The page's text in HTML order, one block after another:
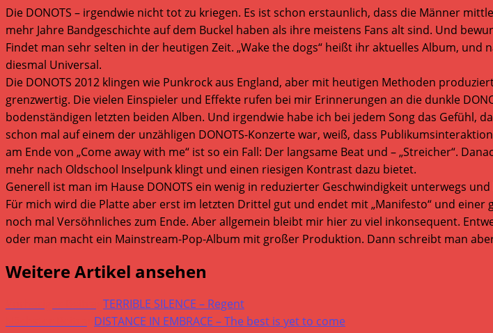
Die DONOTS – irgendwie nicht tot zu kriegen. Es ist schon erstaunlich, dass die Männer
mehr Jahre Bandgeschichte auf dem Buckel haben als ihre meistens Fans alt sind. Und
Findet man sehr selten in der heutigen Zeit. „Wake the dogs“ heißt ihr aktuelles Album,
diesmal Universal.
Die DONOTS 2012 klingen wie Punkrock aus England, aber mit heutigen Methoden
grenzwertig. Die vielen Einspieler und Effekte rufen bei mir Erinnerungen an die dunkle
bodenständigen letzten beiden Alben. Und irgendwie habe ich bei jedem Song das Gefühl,
schon mal auf einem der unzähligen DONOTS-Konzerte war, weiß, dass
am Ende von „Come away with me“ ist so ein Fall: Der langsame Beat und – „Streicher“.
mehr nach Oldschool Inselpunk klingt und einen riesigen Kontrast dazu bietet.
Generell ist man im Hause DONOTS ein wenig in reduzierter Geschwindigkeit unterwegs
Für mich wird die Platte aber erst im letzten Drittel gut und endet mit „Manifesto“ und einer
noch mal Versöhnliches zum Ende. Aber allgemein bleibt mir hier zu viel inkonsequent.
oder man macht ein Mainstream-Pop-Album mit großer Produktion. Dann schreibt man
Weitere Artikel ansehen
TERRIBLE SILENCE – Regent
DISTANCE IN EMBRACE – The best is yet to come